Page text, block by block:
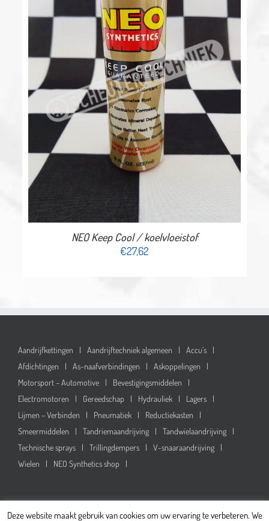
NEO Keep Cool / koelvloeistof
€27,62
Aandrijfkettingen Aandrijftechniek algemeen
Accu’s
Afdichtingen
As-naafverbindingen
Askoppelingen
Motorsport – Automotive
Bevestigingsmiddelen
Electromotoren
Gereedschap Hydrauliek
Lagers
Lijmen – Verbinden
Pneumatiek
Reductiekasten
Smeermiddelen
Tandriemaandrijving
Tandwielaandrijving
Technische sprays
Trillingdempers
V-snaaraandrijving
Wielen
NEO Synthetics shop
Deze website maakt gebruik van cookies om uw ervaring te verbeteren. We